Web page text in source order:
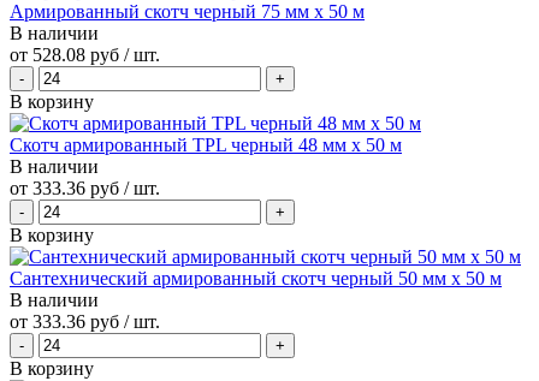
Армированный скотч черный 75 мм х 50 м
В наличии
от 528.08 руб / шт.
В корзину
Скотч армированный TPL черный 48 мм х 50 м
В наличии
от 333.36 руб / шт.
В корзину
Сантехнический армированный скотч черный 50 мм х 50 м
В наличии
от 333.36 руб / шт.
В корзину